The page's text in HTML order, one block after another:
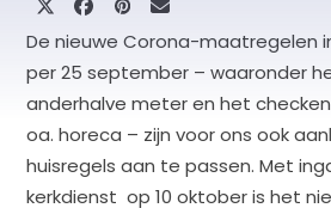
De nieuwe Corona-maatregelen
per 25 september – waaronder
anderhalve meter en het
oa. horeca – zijn voor ons ook
huisregels aan te passen. Met
kerkdienst op 10 oktober is het